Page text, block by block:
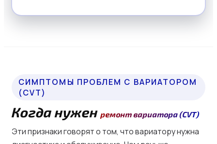
СИМПТОМЫ ПРОБЛЕМ С ВАРИАТОРОМ
(CVT)
Когда нуженремонт вариатора (CVT)
Эти признаки говорят о том, что вариатору нужна